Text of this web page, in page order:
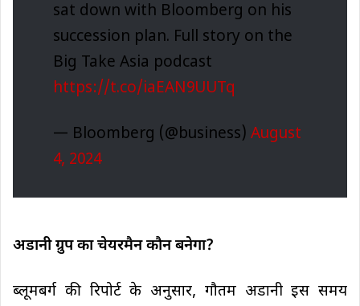
sat down with Bloomberg on his
succession plan. Full story on the
Big Take Asia podcast
https://t.co/iaEAN9UUTq
— Bloomberg (@business) August
4, 2024
अडानी ग्रुप का चेयरमैन कौन बनेगा?
ब्लूमबर्ग की रिपोर्ट के अनुसार, गौतम अडानी इस समय